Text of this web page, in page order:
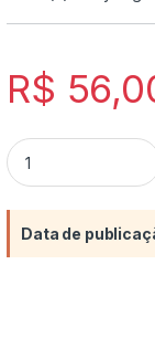
R$
A menina que
Data de